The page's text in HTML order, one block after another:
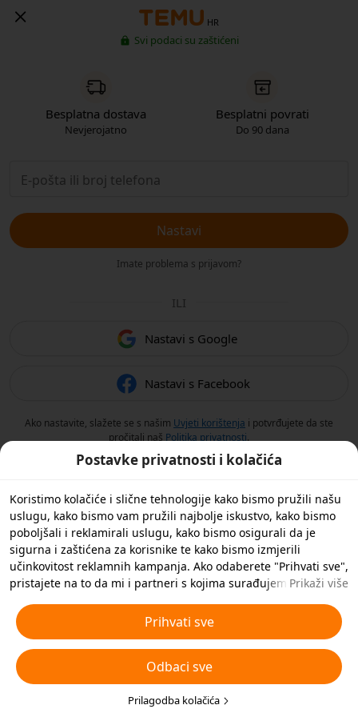
HR
Svi podaci su zaštićeni
Besplatna dostava
Nevjerojatno
Besplatni povrati
Do 90 dana
Nastavi
Imate problema s prijavom?
ILI
Nastavi s Google
Nastavi s Facebook
Ako nastavite, slažete se s našim Uvjeti korištenja i potvrđujete da ste
pročitali naš Politika privatnosti.
Postavke privatnosti i kolačića
Koristimo kolačiće i slične tehnologije kako bismo pružili našu
uslugu, kako bismo vam pružili najbolje iskustvo, kako bismo
poboljšali i reklamirali uslugu, kako bismo osigurali da je
sigurna i zaštićena za korisnike te kako bismo izmjerili
učinkovitost reklamnih kampanja. Ako odaberete "Prihvati sve",
pristajete na to da mi i partneri s kojima surađujemo
oglašavanja. Također možete 'Odbiti sve' nebitne kolačiće ili
odabrati koje vrste kolačića želite prihvatiti ili onemogućiti
klikom na 'Prilagodi kolačiće' ispod ili u bilo kojem trenutku u
svojim postavkama privatnosti. Za više pojedinosti pogledajte
našaPravila o kolačićima i sličnim tehnologijama.
Prikaži više
Prihvati sve
Odbaci sve
Prilagodba kolačića